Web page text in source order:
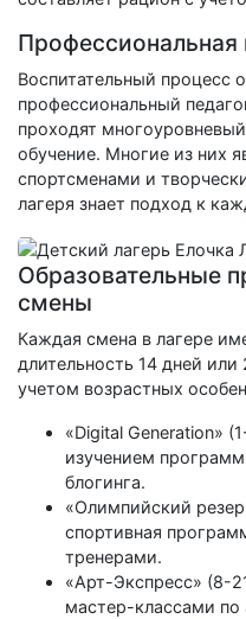
Воспитательный процесс
профессиональный
проходят
обучение. Многие из них
спортсменами и
лагеря знает подход к
Образовательные
смены
Каждая смена в лагере
длительность 14 дней
учетом возрастных
«Digital Generation»
изучением
блогинга.
«Олимпийский
спортивная
тренерами.
«Арт-Экспресс» (8-
мастер-классами по